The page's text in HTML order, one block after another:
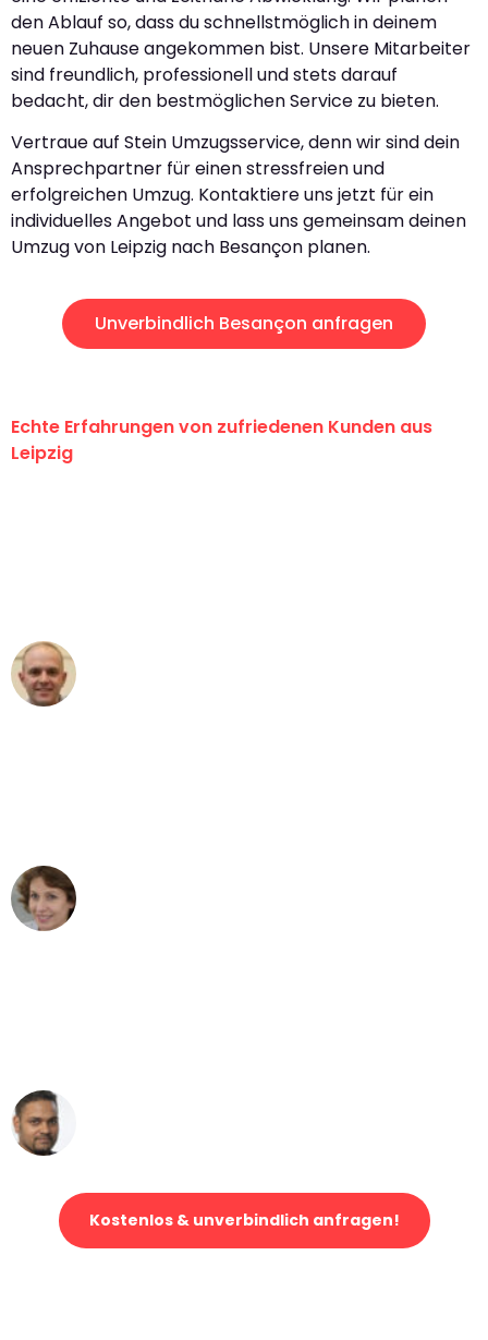
den Ablauf so, dass du schnellstmöglich in deinem
neuen Zuhause angekommen bist. Unsere Mitarbeiter
sind freundlich, professionell und stets darauf
bedacht, dir den bestmöglichen Service zu bieten.
Vertraue auf Stein Umzugsservice, denn wir sind dein
Ansprechpartner für einen stressfreien und
erfolgreichen Umzug. Kontaktiere uns jetzt für ein
individuelles Angebot und lass uns gemeinsam deinen
Umzug von Leipzig nach Besançon planen.
Unverbindlich Besançon anfragen
Echte Erfahrungen von zufriedenen Kunden aus
Leipzig
Kostenlos & unverbindlich anfragen!